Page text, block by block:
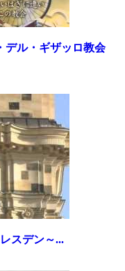
デル・ギザッロ教会
スデン～...